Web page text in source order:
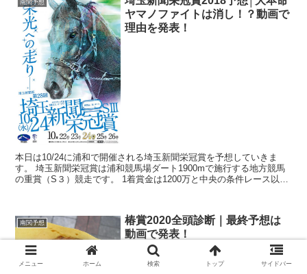
南関予想
ヤマノファイトは消し！？動画で
理由を発表！
本日は10/24に浦和で開催される埼玉新聞栄冠賞を予想していきま
す。 埼玉新聞栄冠賞は浦和競馬場ダート1900mで施行する地方競馬
の重賞（S３）競走です。 1着賞金は1200万と中央の条件レース以上
南関予想
椿賞2020全頭診断｜最終予想は
動画で発表！
メニュー ホーム 検索 トップ サイドバー